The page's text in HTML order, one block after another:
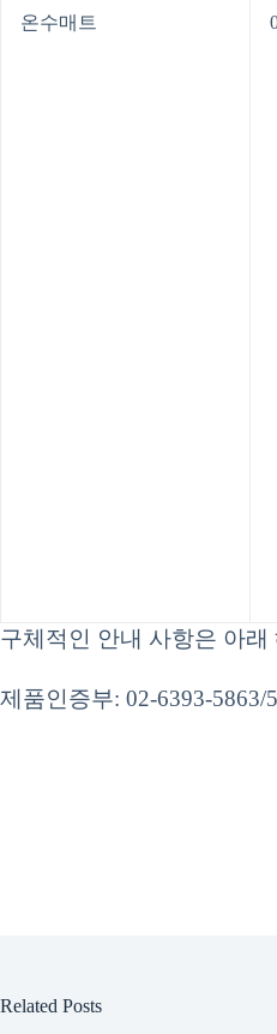
온수매트
구체적인 안내 사항은 아
제품인증부: 02-6393-5863/
Related Posts